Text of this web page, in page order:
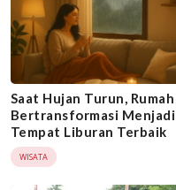
Saat Hujan Turun, Rumah
Bertransformasi Menjadi
Tempat Liburan Terbaik
WISATA